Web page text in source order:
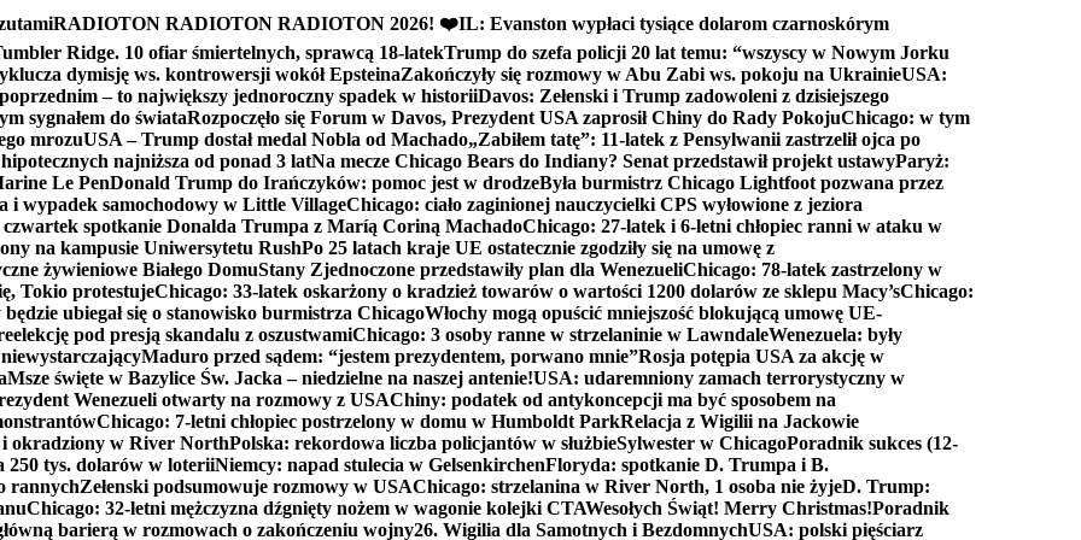
RADIOTON RADIOTON RADIOTON 2026! ❤️IL: Evanston wypłaci tysiące dolarom czarnoskórym
Ridge. 10 ofiar śmiertelnych, sprawcą 18-latekTrump do szefa policji 20 lat temu: “wszyscy w Nowym Jorku
dymisję ws. kontrowersji wokół EpsteinaZakończyły się rozmowy w Abu Zabi ws. pokoju na UkrainieUSA:
– to największy jednoroczny spadek w historiiDavos: Zełenski i Trump zadowoleni z dzisiejszego
sygnałem do świataRozpoczęło się Forum w Davos, Prezydent USA zaprosił Chiny do Rady PokojuChicago: w tym
mrozuUSA – Trump dostał medal Nobla od Machado„Zabiłem tatę”: 11-latek z Pensylwanii zastrzelił ojca po
najniższa od ponad 3 latNa mecze Chicago Bears do Indiany? Senat przedstawił projekt ustawyParyż:
Le PenDonald Trump do Irańczyków: pomoc jest w drodzeByła burmistrz Chicago Lightfoot pozwana przez
i wypadek samochodowy w Little VillageChicago: ciało zaginionej nauczycielki CPS wyłowione z jeziora
spotkanie Donalda Trumpa z Maríą Coriną MachadoChicago: 27-latek i 6-letni chłopiec ranni w ataku w
na kampusie Uniwersytetu RushPo 25 latach kraje UE ostatecznie zgodziły się na umowę z
żywieniowe Białego DomuStany Zjednoczone przedstawiły plan dla WenezueliChicago: 78-latek zastrzelony w
Tokio protestujeChicago: 33-latek oskarżony o kradzież towarów o wartości 1200 dolarów ze sklepu Macy’sChicago:
ubiegał się o stanowisko burmistrza ChicagoWłochy mogą opuścić mniejszość blokującą umowę UE-
pod presją skandalu z oszustwamiChicago: 3 osoby ranne w strzelaninie w LawndaleWenezuela: były
Maduro przed sądem: “jestem prezydentem, porwano mnie”Rosja potępia USA za akcję w
Msze święte w Bazylice Św. Jacka – niedzielne na naszej antenie!USA: udaremniony zamach terrorystyczny w
Wenezueli otwarty na rozmowy z USAChiny: podatek od antykoncepcji ma być sposobem na
Chicago: 7-letni chłopiec postrzelony w domu w Humboldt ParkRelacja z Wigilii na Jackowie
okradziony w River NorthPolska: rekordowa liczba policjantów w służbieSylwester w ChicagoPoradnik sukces (12-
250 tys. dolarów w loteriiNiemcy: napad stulecia w GelsenkirchenFloryda: spotkanie D. Trumpa i B.
rannychZełenski podsumowuje rozmowy w USAChicago: strzelanina w River North, 1 osoba nie żyjeD. Trump:
Chicago: 32-letni mężczyzna dźgnięty nożem w wagonie kolejki CTAWesołych Świąt! Merry Christmas!Poradnik
barierą w rozmowach o zakończeniu wojny26. Wigilia dla Samotnych i BezdomnychUSA: polski pięściarz